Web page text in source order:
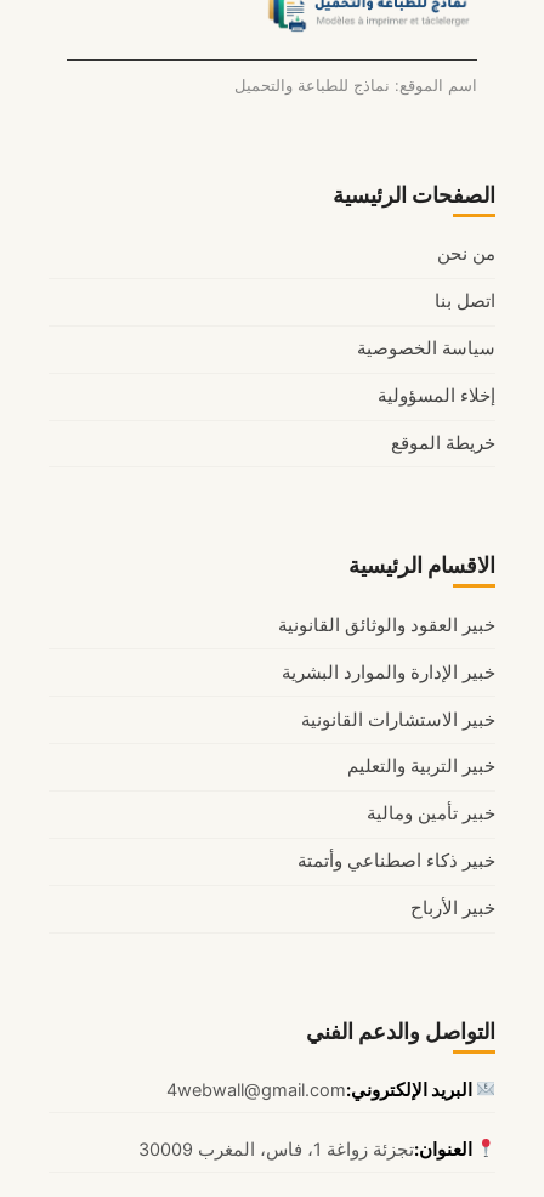
اسم الموقع: نماذج للطباعة والتحميل
الصفحات الرئيسية
من نحن
اتصل بنا
سياسة الخصوصية
إخلاء المسؤولية
خريطة الموقع
الاقسام الرئيسية
خبير العقود والوثائق القانونية
خبير الإدارة والموارد البشرية
خبير الاستشارات القانونية
خبير التربية والتعليم
خبير تأمين ومالية
خبير ذكاء اصطناعي وأتمتة
خبير الأرباح
التواصل والدعم الفني
البريد الإلكتروني:4webwall@gmail.com
العنوان:تجزئة زواغة 1، فاس، المغرب 30009